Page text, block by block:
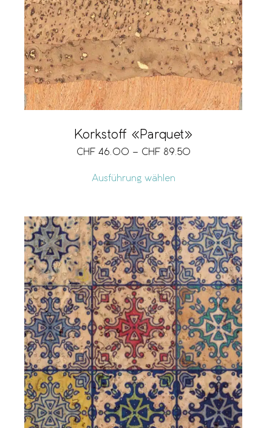
Korkstoff «Parquet»
CHF 46.00 – CHF 89.50
Ausführung wählen